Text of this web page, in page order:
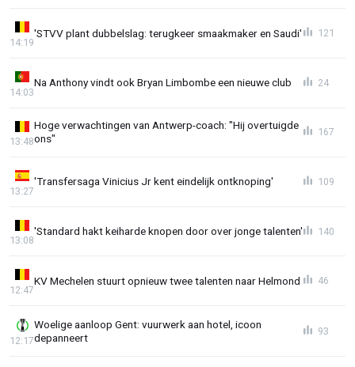
'STVV plant dubbelslag: terugkeer smaakmaker en Saudi'
14:19
121
Na Anthony vindt ook Bryan Limbombe een nieuwe club
14:03
24
Hoge verwachtingen van Antwerp-coach: "Hij overtuigde
ons"
13:48
167
'Transfersaga Vinicius Jr kent eindelijk ontknoping'
13:27
109
'Standard hakt keiharde knopen door over jonge talenten'
13:08
140
KV Mechelen stuurt opnieuw twee talenten naar Helmond
12:47
46
Woelige aanloop Gent: vuurwerk aan hotel, icoon
depanneert
12:17
93